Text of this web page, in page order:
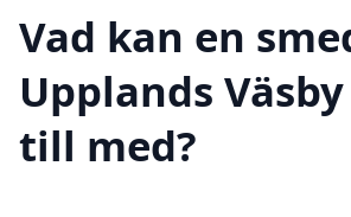
Vad kan en
Upplands
till med?